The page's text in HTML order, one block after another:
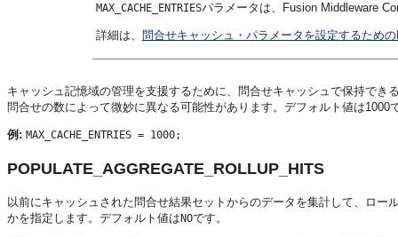
MAX_CACHE_ENTRIESパラメータは、 Fusion Middleware
詳細は、 問合せキャッシュ・パラメータを設定するため
キャッシュ記憶域の管理を支援するために、問合せキャッシュで保持で
問合せの数によって微妙に異なる可能性があります。デフォルト値は1000
例: MAX_CACHE_ENTRIES = 1000;
POPULATE_AGGREGATE_ROLLUP_HITS
以前にキャッシュされた問合せ結果セットからのデータを集計して、ロ
かを指定します。デフォルト値はNOです。